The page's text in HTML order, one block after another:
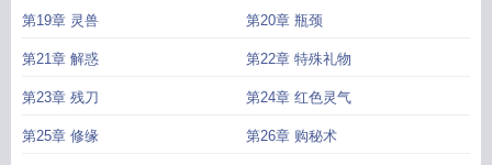
第19章 灵兽 第20章 瓶颈
第21章 解惑 第22章 特殊礼物
第23章 残刀 第24章 红色灵气
第25章 修缘 第26章 购秘术